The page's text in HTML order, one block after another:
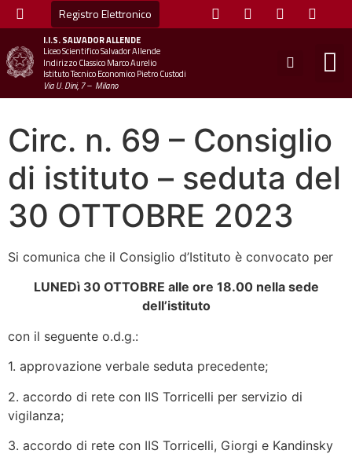
Registro Elettronico
I.I.S.SALVADOR ALLENDE
Liceo Scientifico Salvador Allende
Indirizzo Classico Marco Aurelio
Istituto Tecnico Economico Pietro Custodi
Via U. Dini, 7 – Milano
Circ. n. 69 – Consiglio
di istituto – seduta del
30 OTTOBRE 2023
Si comunica che il Consiglio d’Istituto è convocato per
LUNEDì 30 OTTOBRE alle ore 18.00 nella sede
dell’istituto
con il seguente o.d.g.:
1. approvazione verbale seduta precedente;
2. accordo di rete con IIS Torricelli per servizio di
vigilanza;
3. accordo di rete con IIS Torricelli, Giorgi e Kandinsky